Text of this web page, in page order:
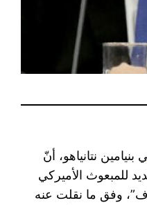
بنيامين نتانياهو، أنّ
للمبعوث الأميركي
وفق ما نقلت عنه